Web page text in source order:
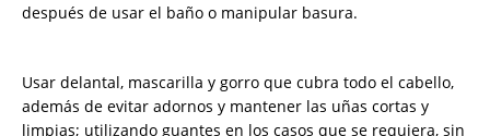
después de usar el baño o manipular basura.
Usar delantal, mascarilla y gorro que cubra todo el cabello,
además de evitar adornos y mantener las uñas cortas y
limpias; utilizando guantes en los casos que se requiera, sin